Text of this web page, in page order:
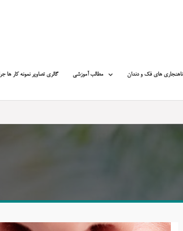
ناهنجاری های فک و دندان مطالب آموزشی گالری تصاویر نمونه کار